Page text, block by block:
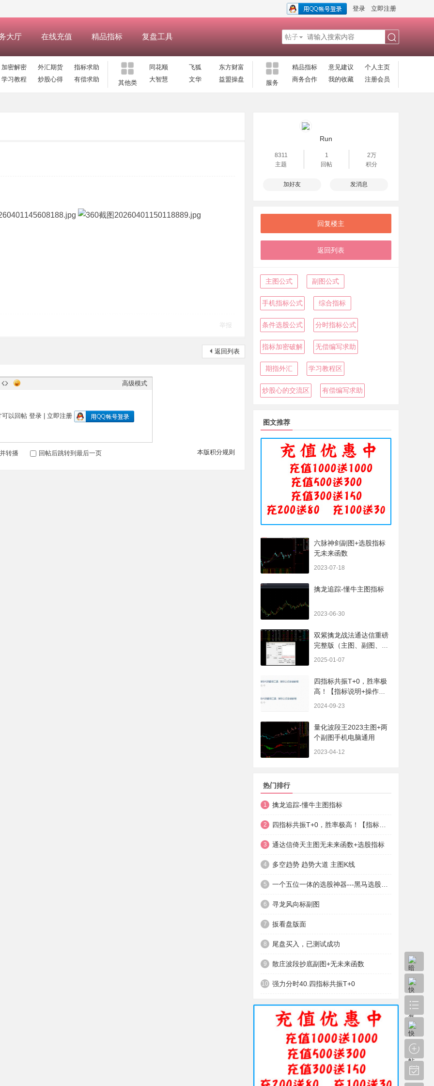
登录 立即注册
大厅 在线充值 精品指标 复盘工具 帖子
加密解密 外汇期货
指标求助
学习教程
炒股心得 有偿求助 其他类
同花顺 飞狐
东方财富
大智慧
文华 益盟操盘 服务
精品指标 意见建议
个人主页
商务合作
我的收藏 注册会员
举报
返回列表
高级模式
可以回帖 登录| 立即注册
本版积分规则
转播 回帖后跳转到最后一页
Run
8311
主题
1
回帖
2万
积分
加好友 发消息
回复楼主
返回列表
主图公式 副图公式
手机指标公式 综合指标
条件选股公式 分时指标公式
指标加密破解 无偿编写求助
期指外汇 学习教程区
炒股心的交流区 有偿编写求助
图文推荐
六脉神剑副图+选股指标
无未来函数
2023-07-18
擒龙追踪-懂牛主图指标
2023-06-30
双紫擒龙战法通达信重磅
完整版（主图、副图、排
2025-01-07
四指标共振T+0，胜率极
高！【指标说明+操作方
2024-09-23
量化波段王2023主图+两
个副图手机电脑通用
2023-04-12
热门排行
1 擒龙追踪-懂牛主图指标
2
3 通达信倚天主图无未来函数+选股指标
4 多空趋势 趋势大道 主图K线
5
6 寻龙风向标副图
7 扳看盘版面
8 尾盘买入，已测试成功
9 散庄波段抄底副图+无未来函数
10 强力分时40.四指标共振T+0